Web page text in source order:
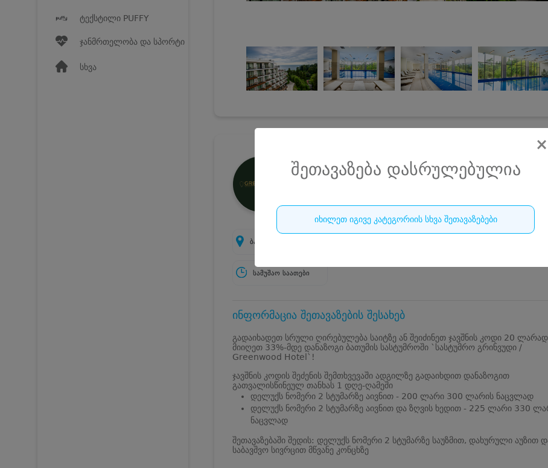
ტექსტილი PUFFY
ჯანმრთელობა და სპორტი
სხვა
×
შეთავაზება დასრულებულია
იხილეთ იგივე კატეგორიის სხვა შეთავაზებები
დელუქს ნომერი 2 სტუმარზე საუზმით, დახურული აუზით და
ბაღის ქუჩა, პირველი შესახვევი #3 მწვანე კონცხი
სამუშაო საათები
ინფორმაცია შეთავაზების შესახებ
გადაიხადეთ სრული ღირებულება საიტზე ან შეიძინეთ ჯავშნის კოდი 20
მიიღეთ 33%-მდე დანაზოგი ბათუმის სასტუმროში `სასტუმრო გრინვუდი /
Greenwood Hotel`!
ჯავშნის კოდის შეძენის შემთხვევაში ადგილზე გადაიხდით დანაზოგით
გათვალისწინეულ თანხას 1 დღე-ღამეში
დელუქს ნომერი 2 სტუმარზე აივნით - 200 ლარი 300 ლარის ნაცვლად
დელუქს ნომერი 2 სტუმარზე აივნით და ზღვის ხედით - 225 ლარი 330
ნაცვლად
შეთავაზებაში შედის: დელუქს ნომერი 2 სტუმარზე საუზმით, დახურული აუზით
საბავშვო სივრცით მწვანე კონცხზე